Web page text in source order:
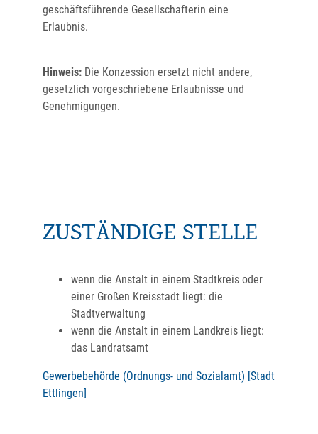
geschäftsführende Gesellschafterin eine
Erlaubnis.
Hinweis: Die Konzession ersetzt nicht andere,
gesetzlich vorgeschriebene Erlaubnisse und
Genehmigungen.
ZUSTÄNDIGE STELLE
wenn die Anstalt in einem Stadtkreis oder
einer Großen Kreisstadt liegt: die
Stadtverwaltung
wenn die Anstalt in einem Landkreis liegt:
das Landratsamt
Gewerbebehörde (Ordnungs- und Sozialamt) [Stadt
Ettlingen]